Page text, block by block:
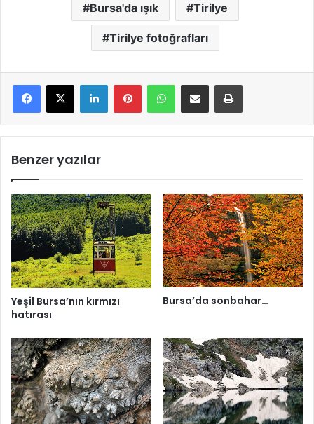
Bursa'da ışık Tirilye
Tirilye fotoğrafları
Benzer yazılar
Yeşil Bursa’nın kırmızı
hatırası
Bursa’da sonbahar…